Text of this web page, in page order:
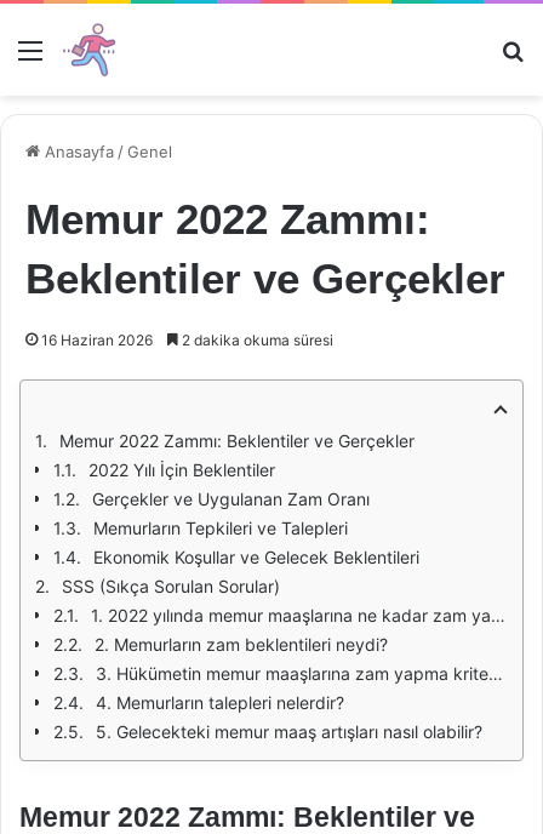
Menü
Anasayfa /Genel
Memur 2022 Zammı:
Beklentiler ve Gerçekler
16 Haziran 2026 2 dakika okuma süresi
Memur 2022 Zammı: Beklentiler ve Gerçekler
2022 Yılı İçin Beklentiler
Gerçekler ve Uygulanan Zam Oranı
Memurların Tepkileri ve Talepleri
Ekonomik Koşullar ve Gelecek Beklentileri
SSS (Sıkça Sorulan Sorular)
1. 2022 yılında memur maaşlarına ne kadar zam yapıldı?
2. Memurların zam beklentileri neydi?
3. Hükümetin memur maaşlarına zam yapma kriterleri nelerdir?
4. Memurların talepleri nelerdir?
5. Gelecekteki memur maaş artışları nasıl olabilir?
Memur 2022 Zammı: Beklentiler ve